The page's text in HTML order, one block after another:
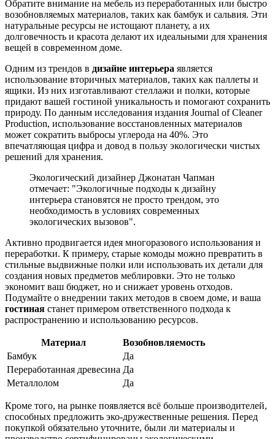
Обратите внимание на мебель из переработанных или быстро
возобновляемых материалов, таких как бамбук и сальвия. Эти
натуральные ресурсы не истощают планету, а их
долговечность и красота делают их идеальными для хранения
вещей в современном доме.
Одним из трендов в дизайне интерьера является
использование вторичных материалов, таких как паллеты и
ящики. Из них изготавливают стеллажи и полки, которые
придают вашей гостиной уникальность и помогают сохранить
природу. По данным исследования издания Journal of Cleaner
Production, использование восстановленных материалов
может сократить выбросы углерода на 40%. Это
впечатляющая цифра и довод в пользу экологически чистых
решений для хранения.
Экологический дизайнер Джонатан Чапман
отмечает: "Экологичные подходы к дизайну
интерьера становятся не просто трендом, это
необходимость в условиях современных
экологических вызовов".
Активно продвигается идея многоразового использования и
переработки. К примеру, старые комоды можно превратить в
стильные выдвижные полки или использовать их детали для
создания новых предметов меблировки. Это не только
экономит ваш бюджет, но и снижает уровень отходов.
Подумайте о внедрении таких методов в своем доме, и ваша
гостиная станет примером ответственного подхода к
распространению и использованию ресурсов.
Материал
Возобновляемость
Бамбук
Да
Переработанная древесина Да
Металлолом
Да
Кроме того, на рынке появляется всё больше производителей,
способных предложить эко-дружественные решения. Перед
покупкой обязательно уточните, были ли материалы и